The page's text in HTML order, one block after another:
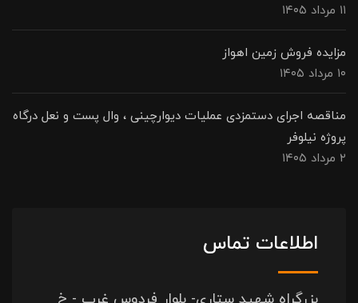
۱۱ مرداد ۱۴۰۵
مزایده فروش زمین اهواز
۱۰ مرداد ۱۴۰۵
مناقصه اجرای دستمزدی عملیات دیوارچینی ، وال پست و نعل درگاه
پروژه نیلوفر
۲ مرداد ۱۴۰۵
اطلاعات تماس